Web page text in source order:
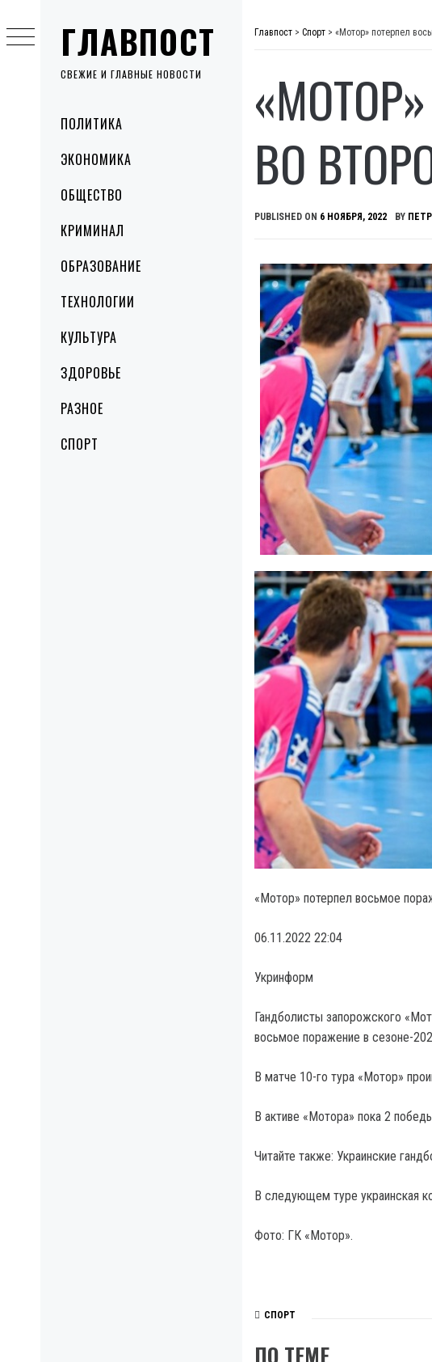
ГЛАВПОСТ
СВЕЖИЕ И ГЛАВНЫЕ НОВОСТИ
MenuПОЛИТИКА
ЭКОНОМИКА
ОБЩЕСТВО
КРИМИНАЛ
ОБРАЗОВАНИЕ
ТЕХНОЛОГИИ
КУЛЬТУРА
ЗДОРОВЬЕ
РАЗНОЕ
СПОРТ
to
content
Главпост > Спорт > «Мотор» потерпел
ВО
PUBLISHED ON 6 НОЯБРЯ, 2022 BY
«Мотор» потерпел восьмое
06.11.2022 22:04
Укринформ
Гандболисты запорожского
восьмое поражение в сезоне-
В матче 10-го тура «Мотор»
В активе «Мотора» пока 2
Читайте также: Украинские
В следующем туре украинская
Фото: ГК «Мотор».
СПОРТ
ПО ТЕМЕ